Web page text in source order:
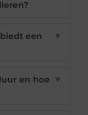
een
▼
en hoe
▼